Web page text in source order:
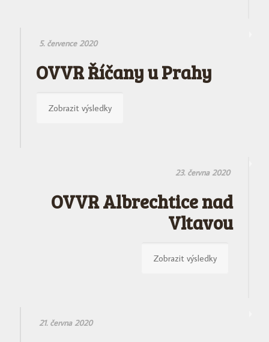
5. července 2020
OVVR Říčany u Prahy
Zobrazit výsledky
23. června 2020
OVVR Albrechtice nad
Vltavou
Zobrazit výsledky
21. června 2020